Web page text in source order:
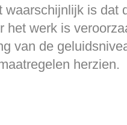
waarschijnlijk is dat
het werk is
van de
herzien.